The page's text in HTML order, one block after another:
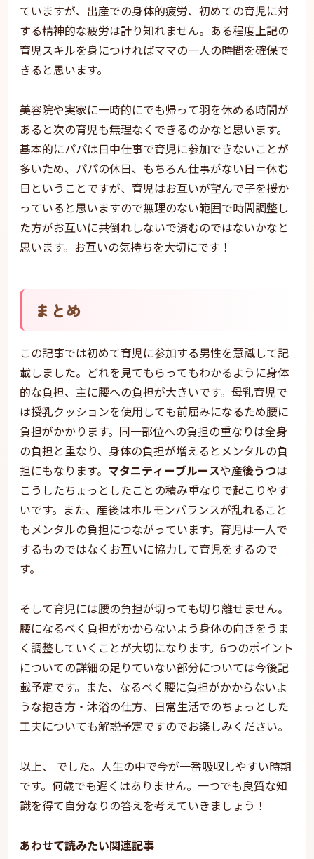
ていますが、出産での身体的疲労、初めての育児に対
する精神的な疲労は計り知れません。ある程度上記の
育児スキルを身につければママの一人の時間を確保で
きると思います。
美容院や実家に一時的にでも帰って羽を休める時間が
あると次の育児も無理なくできるのかなと思います。
基本的にパパは日中仕事で育児に参加できないことが
多いため、パパの休日、もちろん仕事がない日＝休む
日ということですが、育児はお互いが望んで子を授か
っていると思いますので無理のない範囲で時間調整し
た方がお互いに共倒れしないで済むのではないかなと
思います。お互いの気持ちを大切にです！
まとめ
この記事では初めて育児に参加する男性を意識して記
載しました。どれを見てもらってもわかるように身体
的な負担、主に腰への負担が大きいです。母乳育児で
は授乳クッションを使用しても前屈みになるため腰に
負担がかかります。同一部位への負担の重なりは全身
の負担と重なり、身体の負担が増えるとメンタルの負
担にもなります。 マタニティーブルースや産後うつは
こうしたちょっとしたことの積み重なりで起こりやす
いです。また、産後はホルモンバランスが乱れること
もメンタルの負担につながっています。育児は一人で
するものではなくお互いに協力して育児をするので
す。
そして育児には腰の負担が切っても切り離せません。
腰になるべく負担がかからないよう身体の向きをうま
く調整していくことが大切になります。6つのポイント
についての詳細の足りていない部分については今後記
載予定です。また、なるべく腰に負担がかからないよ
うな抱き方・沐浴の仕方、日常生活でのちょっとした
工夫についても解説予定ですのでお楽しみください。
以上、 でした。人生の中で今が一番吸収しやすい時期
です。何歳でも遅くはありません。一つでも良質な知
識を得て自分なりの答えを考えていきましょう！
あわせて読みたい関連記事